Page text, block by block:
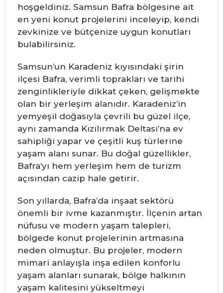
hoşgeldiniz. Samsun Bafra bölgesine ait
en yeni konut projelerini inceleyip, kendi
zevkinize ve bütçenize uygun konutları
bulabilirsiniz.
Samsun’un Karadeniz kıyısındaki şirin
ilçesi Bafra, verimli toprakları ve tarihi
zenginlikleriyle dikkat çeken, gelişmekte
olan bir yerleşim alanıdır. Karadeniz’in
yemyeşil doğasıyla çevrili bu güzel ilçe,
aynı zamanda Kızılırmak Deltası’na ev
sahipliği yapar ve çeşitli kuş türlerine
yaşam alanı sunar. Bu doğal güzellikler,
Bafra’yı hem yerleşim hem de turizm
açısından cazip hale getirir.
Son yıllarda, Bafra’da inşaat sektörü
önemli bir ivme kazanmıştır. İlçenin artan
nüfusu ve modern yaşam talepleri,
bölgede konut projelerinin artmasına
neden olmuştur. Bu projeler, modern
mimari anlayışla inşa edilen konforlu
yaşam alanları sunarak, bölge halkının
yaşam kalitesini yükseltmeyi